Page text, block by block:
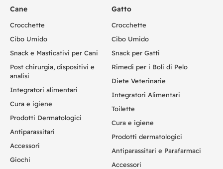
Cane
Crocchette
Cibo Umido
Snack e Masticativi per Cani
Post chirurgia, dispositivi e
analisi
Integratori alimentari
Cura e igiene
Prodotti Dermatologici
Antiparassitari
Accessori
Giochi
Gatto
Crocchette
Cibo Umido
Snack per Gatti
Rimedi per i Boli di Pelo
Diete Veterinarie
Integratori Alimentari
Toilette
Cura e igiene
Prodotti dermatologici
Antiparassitari e Parafarmaci
Accessori